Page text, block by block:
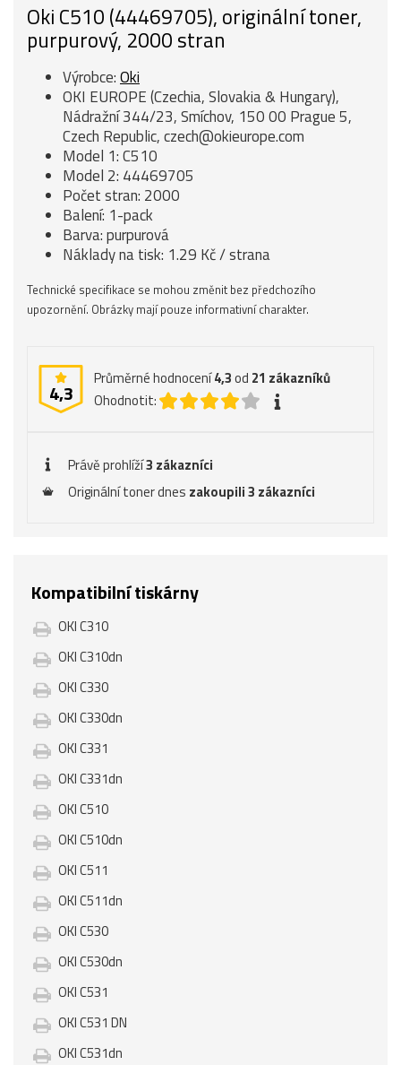
Oki C510 (44469705), originální toner,
purpurový, 2000 stran
Výrobce:Oki
OKI EUROPE (Czechia, Slovakia & Hungary),
Nádražní 344/23, Smíchov, 150 00 Prague 5,
Czech Republic, czech@okieurope.com
Model 1: C510
Model 2: 44469705
Počet stran: 2000
Balení: 1-pack
Barva: purpurová
Náklady na tisk: 1.29 Kč / strana
Technické specifikace se mohou změnit bez předchozího
upozornění. Obrázky mají pouze informativní charakter.
4,3
Průměrné hodnocení4,3od 21 zákazníků
Ohodnotit:
Právě prohlíží3 zákazníci
Originální toner dnes zakoupili 3 zákazníci
Kompatibilní tiskárny
OKI C310
OKI C310dn
OKI C330
OKI C330dn
OKI C331
OKI C331dn
OKI C510
OKI C510dn
OKI C511
OKI C511dn
OKI C530
OKI C530dn
OKI C531
OKI C531 DN
OKI C531dn